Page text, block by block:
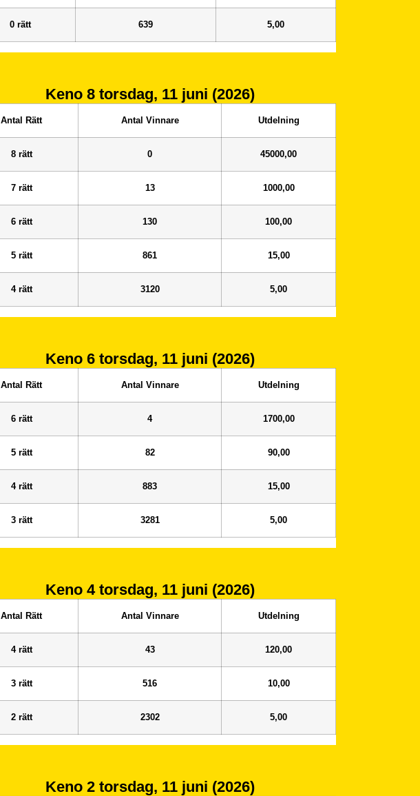
0 rätt 639 5,00
Keno 8 torsdag, 11 juni (2026)
Antal Rätt Antal Vinnare Utdelning
8 rätt 0 45000,00
7 rätt 13 1000,00
6 rätt 130 100,00
5 rätt 861 15,00
4 rätt 3120 5,00
Keno 6 torsdag, 11 juni (2026)
Antal Rätt Antal Vinnare Utdelning
6 rätt 4 1700,00
5 rätt 82 90,00
4 rätt 883 15,00
3 rätt 3281 5,00
Keno 4 torsdag, 11 juni (2026)
Antal Rätt Antal Vinnare Utdelning
4 rätt 43 120,00
3 rätt 516 10,00
2 rätt 2302 5,00
Keno 2 torsdag, 11 juni (2026)